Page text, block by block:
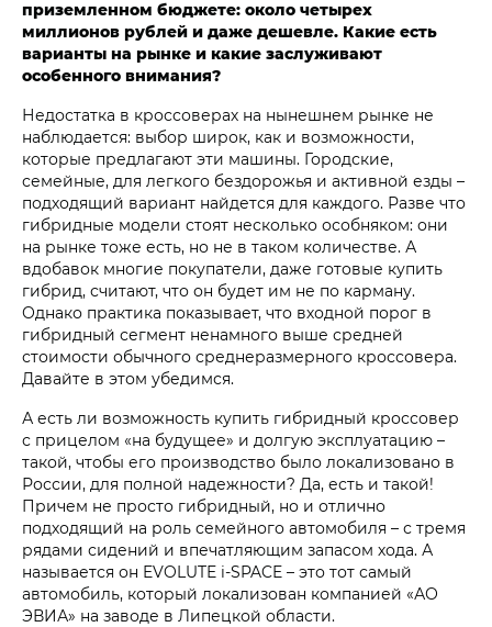
приземленном бюджете: около четырех
миллионов рублей и даже дешевле. Какие есть
варианты на рынке и какие заслуживают
особенного внимания?
Недостатка в кроссоверах на нынешнем рынке не
наблюдается: выбор широк, как и возможности,
которые предлагают эти машины. Городские,
семейные, для легкого бездорожья и активной езды –
подходящий вариант найдется для каждого. Разве что
гибридные модели стоят несколько особняком: они
на рынке тоже есть, но не в таком количестве. А
вдобавок многие покупатели, даже готовые купить
гибрид, считают, что он будет им не по карману.
Однако практика показывает, что входной порог в
гибридный сегмент ненамного выше средней
стоимости обычного среднеразмерного кроссовера.
Давайте в этом убедимся.
А есть ли возможность купить гибридный кроссовер
с прицелом «на будущее» и долгую эксплуатацию –
такой, чтобы его производство было локализовано в
России, для полной надежности? Да, есть и такой!
Причем не просто гибридный, но и отлично
подходящий на роль семейного автомобиля – с тремя
рядами сидений и впечатляющим запасом хода. А
называется он EVOLUTE i‑SPACE – это тот самый
автомобиль, который локализован компанией «АО
ЭВИА» на заводе в Липецкой области.